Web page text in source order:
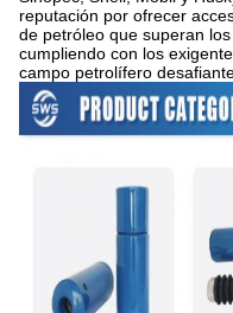
reputación por ofrecer
de petróleo que superan
cumpliendo con los
campo petrolífero